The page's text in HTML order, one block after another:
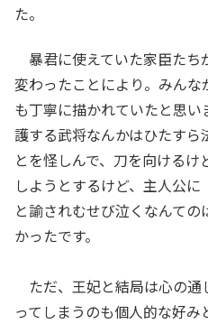
た。
暴君に使えていた家臣たち
変わったことにより。みん
も丁寧に描かれていたと思
護する武将なんかはひたすら
とを怪しんで、刀を向ける
しようとするけど、主人公に
と諭されむせび泣くなんて
かったです。
ただ、王妃と結局は心の通
ってしまうのも個人的な好